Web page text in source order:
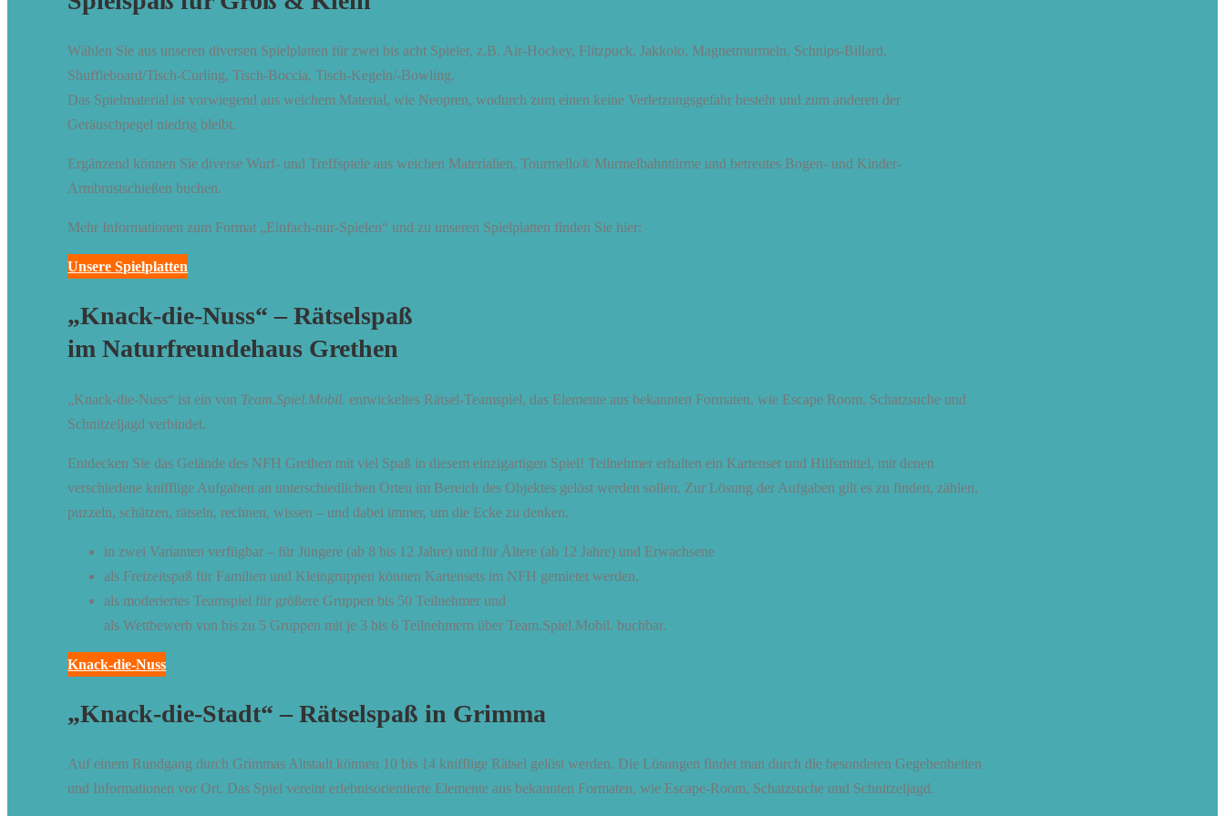
Wählen Sie aus unseren diversen Spielplatten für zwei bis acht Spieler, z.B. Air-Hockey, Flitzpuck, Jakkolo, Magnetmurmeln, Schnips-Billard,
Shuffleboard/Tisch-Curling, Tisch-Boccia, Tisch-Kegeln/-Bowling.
Das Spielmaterial ist vorwiegend aus weichem Material, wie Neopren, wodurch zum einen keine Verletzungsgefahr besteht und zum anderen der
Geräuschpegel niedrig bleibt.
Ergänzend können Sie diverse Wurf- und Treffspiele aus weichen Materialien, Tourmello® Murmelbahntürme und betreutes Bogen- und Kinder-
Armbrustschießen buchen.
Mehr Informationen zum Format „Einfach-nur-Spielen“ und zu unseren Spielplatten finden Sie hier:
Unsere Spielplatten
„Knack-die-Nuss“ – Rätselspaß
im Naturfreundehaus Grethen
„Knack-die-Nuss“ ist ein von Team.Spiel.Mobil. entwickeltes Rätsel-Teamspiel, das Elemente aus bekannten Formaten, wie Escape Room, Schatzsuche und
Schnitzeljagd verbindet.
Entdecken Sie das Gelände des NFH Grethen mit viel Spaß in diesem einzigartigen Spiel! Teilnehmer erhalten ein Kartenset und Hilfsmittel, mit denen
verschiedene knifflige Aufgaben an unterschiedlichen Orten im Bereich des Objektes gelöst werden sollen. Zur Lösung der Aufgaben gilt es zu finden, zählen,
puzzeln, schätzen, rätseln, rechnen, wissen – und dabei immer, um die Ecke zu denken.
in zwei Varianten verfügbar – für Jüngere (ab 8 bis 12 Jahre) und für Ältere (ab 12 Jahre) und Erwachsene
als Freizeitspaß für Familien und Kleingruppen können Kartensets im NFH gemietet werden,
als moderiertes Teamspiel für größere Gruppen bis 50 Teilnehmer und
als Wettbewerb von bis zu 5 Gruppen mit je 3 bis 6 Teilnehmern über Team.Spiel.Mobil. buchbar.
Knack-die-Nuss
„Knack-die-Stadt“ – Rätselspaß in Grimma
Auf einem Rundgang durch Grimmas Altstadt können 10 bis 14 knifflige Rätsel gelöst werden. Die Lösungen findet man durch die besonderen Gegebenheiten
und Informationen vor Ort. Das Spiel vereint erlebnisorientierte Elemente aus bekannten Formaten, wie Escape-Room, Schatzsuche und Schnitzeljagd.